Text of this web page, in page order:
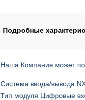
Подробные
Наша Компания может
Система ввода/вывода
Тип модуля Цифровые